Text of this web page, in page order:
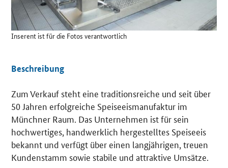
Inserent ist für die Fotos verantwortlich
Beschreibung
Zum Verkauf steht eine traditionsreiche und seit über
50 Jahren erfolgreiche Speiseeismanufaktur im
Münchner Raum. Das Unternehmen ist für sein
hochwertiges, handwerklich hergestelltes Speiseeis
bekannt und verfügt über einen langjährigen, treuen
Kundenstamm sowie stabile und attraktive Umsätze.